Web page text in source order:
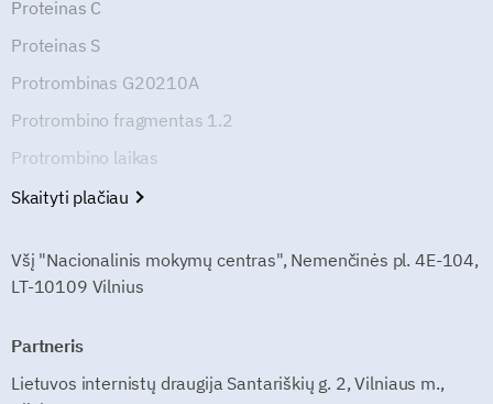
Proteinas C
Proteinas S
Protrombinas G20210A
Protrombino fragmentas 1.2
Protrombino laikas
Skaityti plačiau
Všį "Nacionalinis mokymų centras", Nemenčinės pl. 4E-104,
LT-10109 Vilnius
Partneris
Lietuvos internistų draugija Santariškių g. 2, Vilniaus m.,